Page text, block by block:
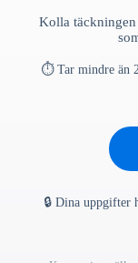
Kolla
⏱ Tar mindre än
🔒 Dina uppgifter